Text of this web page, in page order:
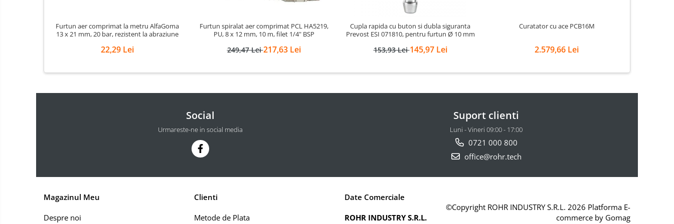
Masini de indreptat si roluit jante
Furtun aer comprimat la metru AlfaGoma
13 x 21 mm, 20 bar, rezistent la abraziune
22,29 Lei
Furtun spiralat aer comprimat PCL HA5219,
PU, 8 x 12 mm, 10 m, filet 1/4" BSP
249,47 Lei217,63 Lei
Cupla rapida cu buton si dubla siguranta
Prevost ESI 071810, pentru furtun Ø 10 mm
153,93 Lei145,97 Lei
Curatator cu ace PCB16M
2.579,66 Lei
Social
Urmareste-ne in social media
Suport clienti
Luni - Vineri 09:00 - 17:00
0721 000 800
office@rohr.tech
Magazinul Meu
Despre noi
Clienti
Metode de Plata
Date Comerciale
ROHR INDUSTRY S.R.L.
©Copyright ROHR INDUSTRY S.R.L. 2026 Platforma E-
commerce by Gomag